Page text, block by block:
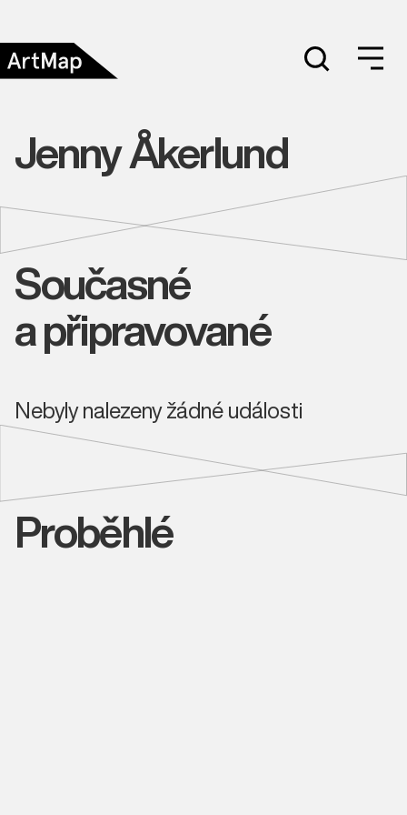
Jenny Åkerlund
Současné
a připravované
Nebyly nalezeny žádné události
Proběhlé